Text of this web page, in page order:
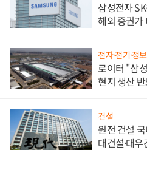
삼성전자
해외 증권가
전자·전기·정
로이터 "삼
현지 생산
건설
원전 건설
대건설·대